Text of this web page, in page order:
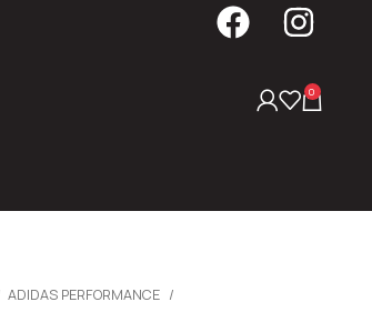
0
ADIDAS PERFORMANCE